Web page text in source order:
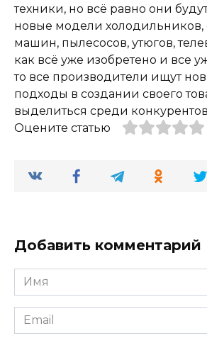
техники, но всё равно они
новые модели холодильников,
машин, пылесосов, утюгов,
как всё уже изобретено и все
то все производители ищут
подходы в создании своего
выделиться среди
Оцените статью
Добавить комментарий
Имя
*
Email
*